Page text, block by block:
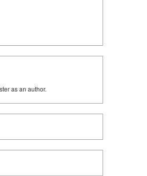
as an author.